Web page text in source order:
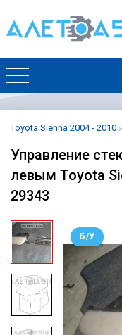
Toyota Sienna 2004 - 2010
Управление
левым Toyota
29343
Б/У